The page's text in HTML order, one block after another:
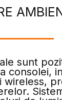
sunt
consolei,
wireless,